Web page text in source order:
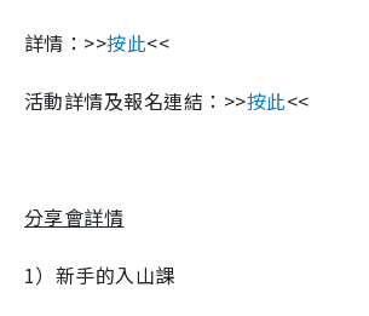
詳情：>>按此<<
活動詳情及報名連結：>>按此<<
分享會詳情
1）新手的入山課